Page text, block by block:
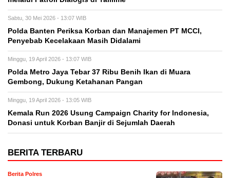
Sabtu, 30 Mei 2026 - 13:07 WIB
Polda Banten Periksa Korban dan Manajemen PT MCCI,
Penyebab Kecelakaan Masih Didalami
Minggu, 19 April 2026 - 13:07 WIB
Polda Metro Jaya Tebar 37 Ribu Benih Ikan di Muara
Gembong, Dukung Ketahanan Pangan
Minggu, 19 April 2026 - 13:05 WIB
Kemala Run 2026 Usung Campaign Charity for Indonesia,
Donasi untuk Korban Banjir di Sejumlah Daerah
BERITA TERBARU
Berita Polres